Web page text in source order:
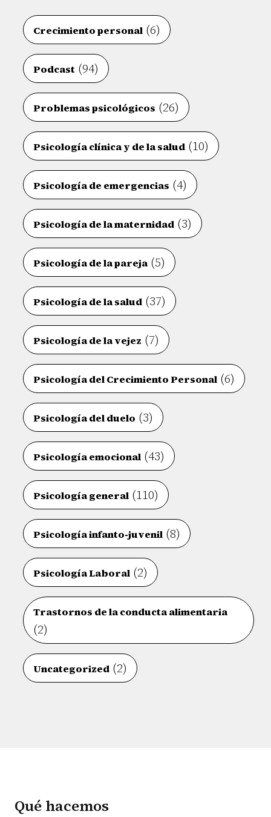
Crecimiento personal (6)
Podcast (94)
Problemas psicológicos (26)
Psicología clínica y de la salud (10)
Psicología de emergencias (4)
Psicología de la maternidad (3)
Psicología de la pareja(5)
Psicología de la salud (37)
Psicología de la vejez (7)
Psicología del Crecimiento Personal (6)
Psicología del duelo (3)
Psicología emocional (43)
Psicología general (110)
Psicología infanto-juvenil (8)
Psicología Laboral (2)
Trastornos de la conducta alimentaria
(2)
Uncategorized (2)
Qué hacemos